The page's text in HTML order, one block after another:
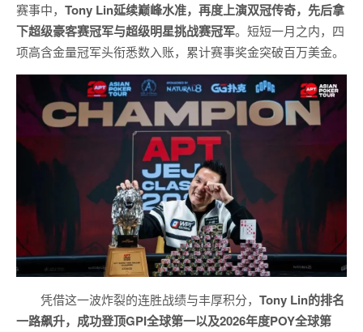
赛事中， Tony Lin延续巅峰水准，再度上演双冠传奇，先后拿
下超级豪客赛冠军与超级明星挑战赛冠军。短短一月之内，四
项高含金量冠军头衔悉数入账，累计赛事奖金突破百万美金。
凭借这一波炸裂的连胜战绩与丰厚积分， Tony Lin的排名
一路飙升，成功登顶GPI全球第一以及2026年度POY全球第